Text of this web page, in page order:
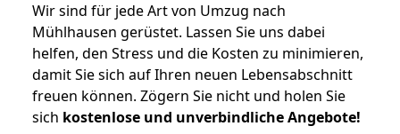
Wir sind für jede Art von Umzug nach
Mühlhausen gerüstet. Lassen Sie uns dabei
helfen, den Stress und die Kosten zu minimieren,
damit Sie sich auf Ihren neuen Lebensabschnitt
freuen können. Zögern Sie nicht und holen Sie
sich kostenlose und unverbindliche Angebote!